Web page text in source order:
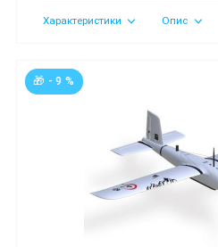
Характеристики Опис
🎁 - 9 %